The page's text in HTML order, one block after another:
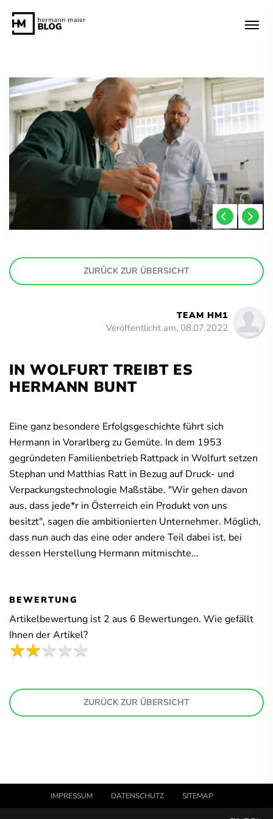
ZURÜCK ZUR ÜBERSICHT
TEAM HM1
Veröffentlicht am, 08.07.2022
IN WOLFURT TREIBT ES
HERMANN BUNT
Eine ganz besondere Erfolgsgeschichte führt sich
Hermann in Vorarlberg zu Gemüte. In dem 1953
gegründeten Familienbetrieb Rattpack in Wolfurt setzen
Stephan und Matthias Ratt in Bezug auf Druck- und
Verpackungstechnologie Maßstäbe. "Wir gehen davon
aus, dass jede*r in Österreich ein Produkt von uns
besitzt", sagen die ambitionierten Unternehmer. Möglich,
dass nun auch das eine oder andere Teil dabei ist, bei
dessen Herstellung Hermann mitmischte...
BEWERTUNG
Artikelbewertung ist 2 aus 6 Bewertungen. Wie gefällt
Ihnen der Artikel?
ZURÜCK ZUR ÜBERSICHT
IMPRESSUM DATENSCHUTZ SITEMAP